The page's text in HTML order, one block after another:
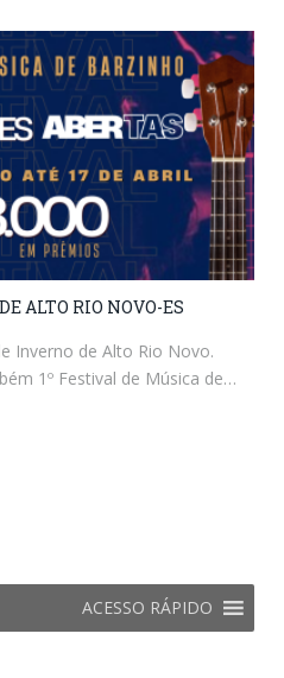
ALTO RIO NOVO-ES
Inverno de Alto Rio Novo.
1º Festival de Música de…
ACESSO RÁPIDO